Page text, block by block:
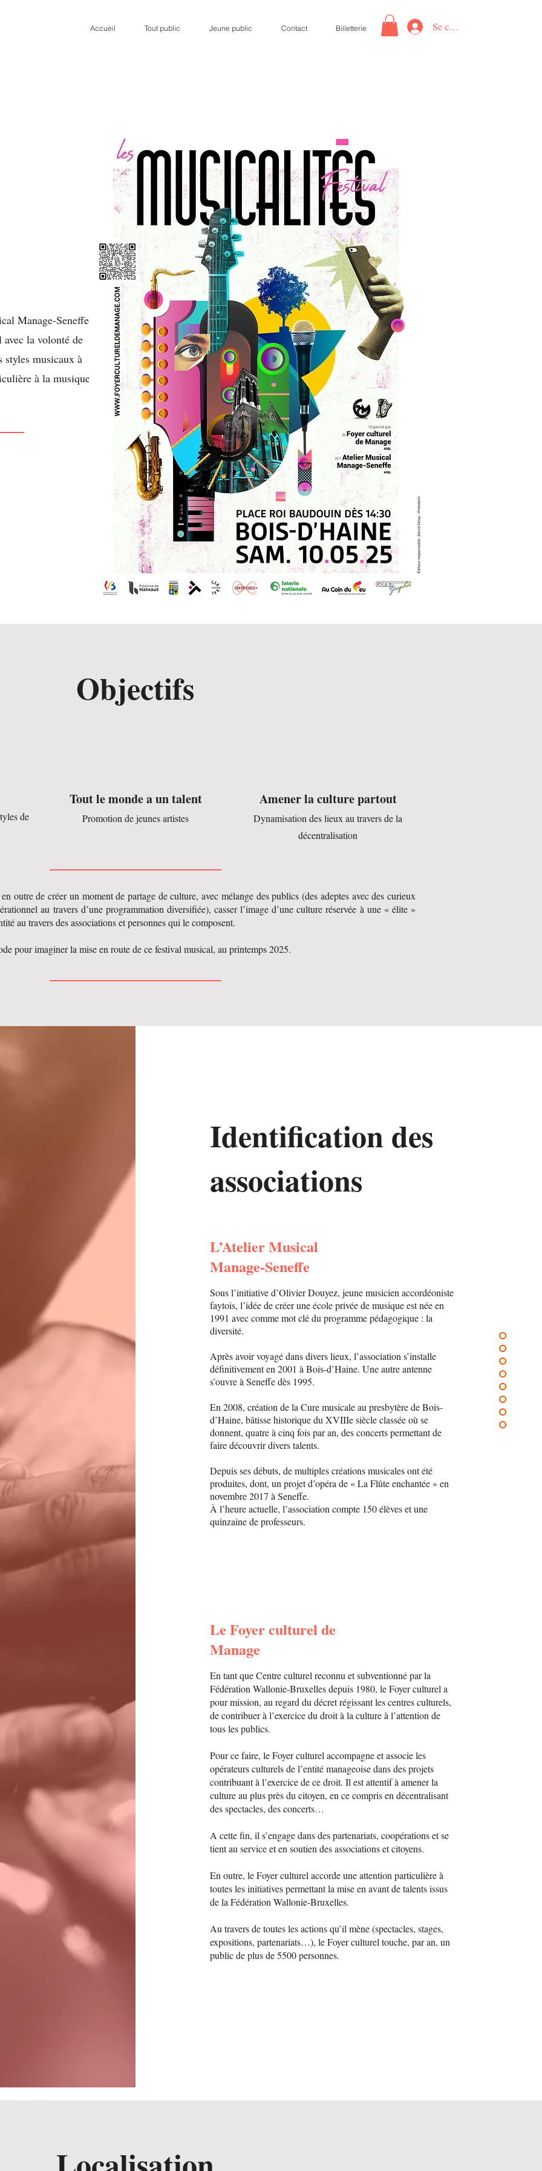
Accueil Tout public Jeune public Contact Billetterie Se connecter
Manage-Seneffe
la volonté de
styles musicaux à
à la musique
Objectifs
de
Tout le monde a un talent
Promotion de jeunes artistes
Amener la culture partout
Dynamisation des lieux au travers de la
décentralisation
outre de créer un moment de partage de culture, avec mélange des publics (des adeptes avec des curieux
au travers d’une programmation diversifiée), casser l’image d’une culture réservée à une « élite »
au travers des associations et personnes qui le composent.
pour imaginer la mise en route de ce festival musical, au printemps 2025.
Identification des
associations
L’Atelier Musical
Manage-Seneffe
Sous l’initiative d’Olivier Douyez, jeune musicien accordéoniste
faytois, l’idée de créer une école privée de musique est née en
1991 avec comme mot clé du programme pédagogique : la
diversité.
Après avoir voyagé dans divers lieux, l’association s’installe
définitivement en 2001 à Bois-d’Haine. Une autre antenne
s’ouvre à Seneffe dès 1995.
En 2008, création de la Cure musicale au presbytère de Bois-
d’Haine, bâtisse historique du XVIIIe siècle classée où se
donnent, quatre à cinq fois par an, des concerts permettant de
faire découvrir divers talents.
Depuis ses débuts, de multiples créations musicales ont été
produites, dont, un projet d’opéra de « La Flûte enchantée » en
novembre 2017 à Seneffe.
À l’heure actuelle, l’association compte 150 élèves et une
quinzaine de professeurs.
Le Foyer culturel de
Manage
En tant que Centre culturel reconnu et subventionné par la
Fédération Wallonie-Bruxelles depuis 1980, le Foyer culturel a
pour mission, au regard du décret régissant les centres culturels,
de contribuer à l’exercice du droit à la culture à l’attention de
tous les publics.
Pour ce faire, le Foyer culturel accompagne et associe les
opérateurs culturels de l’entité manageoise dans des projets
contribuant à l’exercice de ce droit. Il est attentif à amener la
culture au plus près du citoyen, en ce compris en décentralisant
des spectacles, des concerts…
A cette fin, il s’engage dans des partenariats, coopérations et se
tient au service et en soutien des associations et citoyens.
En outre, le Foyer culturel accorde une attention particulière à
toutes les initiatives permettant la mise en avant de talents issus
de la Fédération Wallonie-Bruxelles.
Au travers de toutes les actions qu’il mène (spectacles, stages,
expositions, partenariats…), le Foyer culturel touche, par an, un
public de plus de 5500 personnes.